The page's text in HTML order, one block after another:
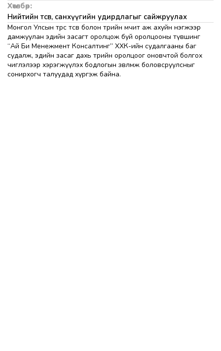
Хөтөлбөр:
Нийтийн төсөв, санхүүгийн удирдлагыг сайжруулах
Монгол Улсын төрөөс төсөв болон төрийн өмчит аж ахуйн нэгжээр
дамжуулан эдийн засагт оролцож буй оролцооны түвшинг
“Ай Би Менежмент Консалтинг” ХХК-ийн судалгааны баг
судалж, эдийн засаг дахь төрийн оролцоог оновчтой болгох
чиглэлээр хэрэгжүүлэх бодлогын зөвлөмж боловсруулсныг
сонирхогч талуудад хүргэж байна.